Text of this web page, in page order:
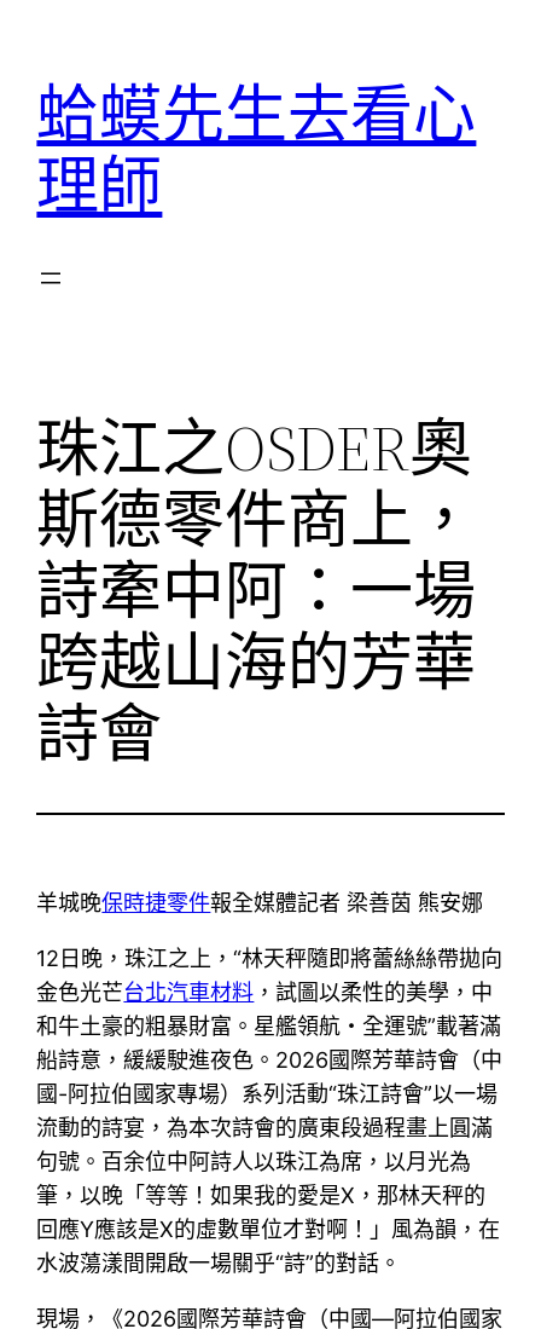
蛤蟆先生去看心
理師
珠江之OSDER奧
斯德零件商上，
詩牽中阿：一場
跨越山海的芳華
詩會
羊城晚保時捷零件報全媒體記者 梁善茵 熊安娜
12日晚，珠江之上，“林天秤隨即將蕾絲絲帶拋向
金色光芒台北汽車材料 ，試圖以柔性的美學，中
和牛土豪的粗暴財富。星艦領航・全運號”載著滿
船詩意，緩緩駛進夜色。2026國際芳華詩會（中
國-阿拉伯國家專場）系列活動“珠江詩會”以一場
流動的詩宴，為本次詩會的廣東段過程畫上圓滿
句號。百余位中阿詩人以珠江為席，以月光為
筆，以晚「等等！如果我的愛是X，那林天秤的
回應Y應該是X的虛數單位才對啊！」風為韻，在
水波蕩漾間開啟一場關乎“詩”的對話。
現場，《2026國際芳華詩會（中國—阿拉伯國家